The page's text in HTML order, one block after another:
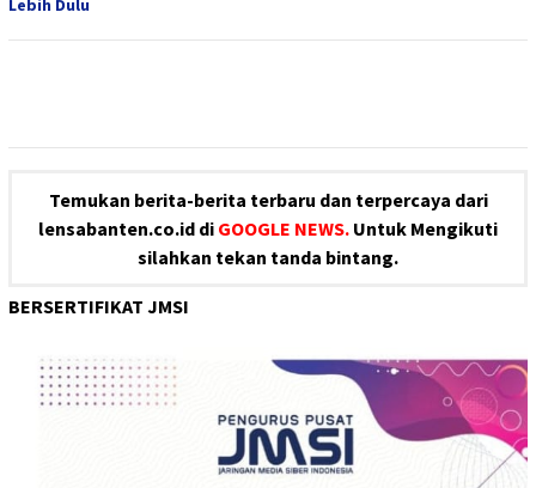
Lebih Dulu
Temukan berita-berita terbaru dan terpercaya dari
lensabanten.co.id di GOOGLE NEWS. Untuk Mengikuti
silahkan tekan tanda bintang.
BERSERTIFIKAT JMSI